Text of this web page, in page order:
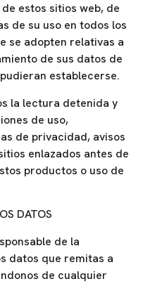
estos sitios web, de
de su uso en todos los
se adopten relativas a
de sus datos de
establecerse.
la lectura detenida y
de uso,
de privacidad, avisos
enlazados antes de
productos o uso de
DATOS
de la
datos que remitas a
de cualquier